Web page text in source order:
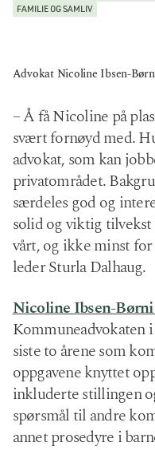
FAMILIE OG SAMLIV
Advokat Nicoline Ibsen-
– Å få Nicoline på
svært fornøyd med.
advokat, som kan
privatområdet.
særdeles god og
solid og viktig
vårt, og ikke minst
leder Sturla Dalhaug.
Nicoline Ibsen-
Kommuneadvokaten
siste to årene som
oppgavene knyttet
inkluderte stillingen
spørsmål til andre
annet prosedyre i